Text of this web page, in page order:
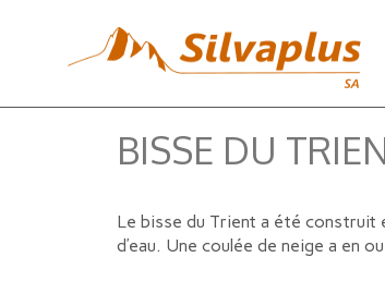
BISSE DU
Le bisse du Trient a été construit
d’eau. Une coulée de neige a en